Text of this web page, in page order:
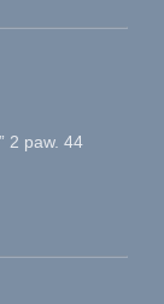
2 paw. 44